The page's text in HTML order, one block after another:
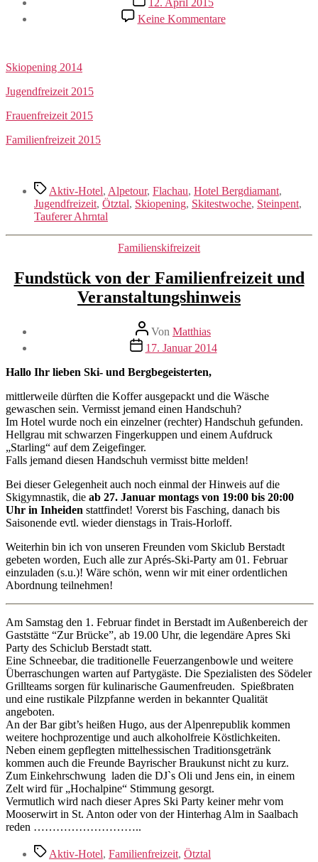
Keine Kommentarezu
Berichte
Skiopening 2014
Jugendfreizeit 2015
Frauenfreizeit 2015
Familienfreizeit 2015
Schlagwörter
Aktiv-Hotel, Alpetour, Flachau, Hotel Bergdiamant,
Jugendfreizeit, Ötztal, Skiopening, Skitestwoche, Steinpent,
Tauferer Ahrntal
Kategorien
Familienskifreizeit
Fundstück von der Familienfreizeit und
Veranstaltungshinweis
Beitragsautor
Von Matthias
Veröffentlichungsdatum
17. Januar 2014
Hallo Ihr lieben Ski- und Bergbegeisterten,
mittlerweile dürften die Koffer ausgepackt und die Wäsche
gewaschen sein. Vermisst jemand einen Handschuh?
Im Hotel wurde noch ein einzelner (rechter) Handschuh gefunden.
Hellgrau mit schwarzen Fingerkuppen und einem Aufdruck
„Starling“ auf dem Zeigefinger.
Falls jemand diesen Handschuh vermisst bitte melden!
Bei dieser Gelegenheit auch noch einmal der Hinweis auf die
Skigymnastik, die ab 27. Januar montags von 19:00 bis 20:00
Uhr in Inheiden stattfindet! Vorerst bis Fasching, danach bis
Saisonende evtl. wieder dienstags in Trais-Horloff.
Weiterhin bin ich von unseren Freunden vom Skiclub Berstadt
gebeten worden, Euch alle zur Aprés-Ski-Party am 01. Februar
einzuladen (s.u.)! Wäre schön, wenn wir mit einer ordentlichen
Abordnung teilnehmen!
Am Samstag den 1. Februar findet in Berstadt im Außenbereich der
Gaststätte “Zur Brücke”, ab 19.00 Uhr, die legendäre Apres Ski
Party des Schiclub Berstadt statt.
Eine Schneebar, die traditionelle Feuerzangenbowle und weitere
Überraschungen warten auf Partygäste. Die Spezialisten des Södeler
Grillteams sorgen für kulinarische Gaumenfreuden. Spießbraten
und eine rustikale Pilzpfanne werden in bekannter Qualität
angeboten.
An der Bar gibt’s heißen Hugo, aus der Alpenrepublik kommen
weitere hochprozentige und auch alkoholfreie Köstlichkeiten.
Neben einem gepflegten mittelhessischen Traditionsgetränk
kommen auch die Freunde Bayrischer Braukunst nicht zu kurz.
Zum Einkehrschwung laden die DJ`s Oli und Jens ein, in einem
Zelt wird für „Hochalpine“ Stimmung gesorgt.
Vermutlich wird nach dieser Apres Ski Party keiner mehr vom
Mooserwirt in St. Anton oder von der Hinterhag Alm in Saalbach
reden ………………………..
Schlagwörter
Aktiv-Hotel, Familienfreizeit, Ötztal